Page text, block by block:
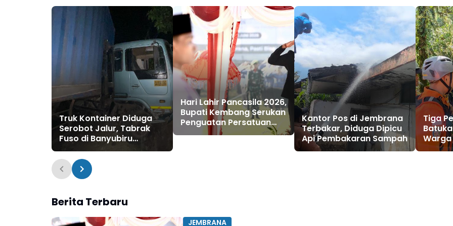
Truk Kontainer Diduga
Serobot Jalur, Tabrak
Fuso di Banyubiru
Jembrana
Hari Lahir Pancasila 2026,
Bupati Kembang Serukan
Penguatan Persatuan
dan Gotong Royong di
Kantor Pos di Jembrana
Terbakar, Diduga Dipicu
Api Pembakaran Sampah
Tiga
2
Berita Terbaru
JEMBRANA